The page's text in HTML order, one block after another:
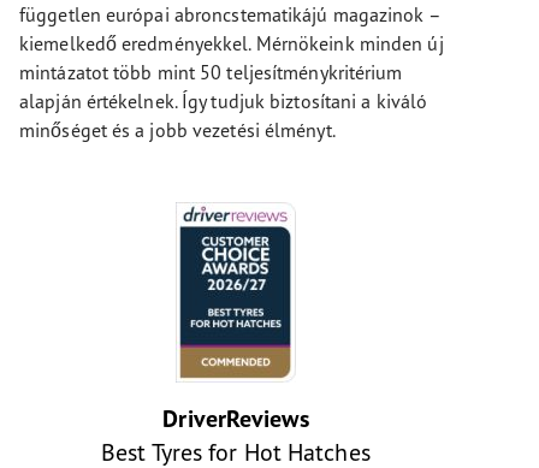
független európai abroncstematikájú magazinok –
kiemelkedő eredményekkel. Mérnökeink minden új
mintázatot több mint 50 teljesítménykritérium
alapján értékelnek. Így tudjuk biztosítani a kiváló
minőséget és a jobb vezetési élményt.
DriverReviews
Best Tyres for Hot Hatches